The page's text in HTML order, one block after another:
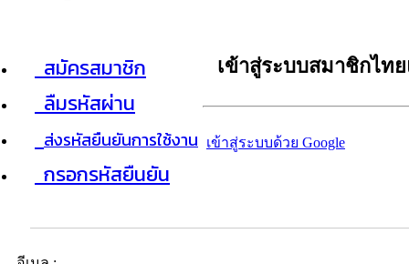
สมัครสมาชิก
ลืมรหัสผ่าน
ส่งรหัสยืนยันการใช้งาน
กรอกรหัสยืนยัน
เข้าสู่ระบบสมาชิกไท
เข้าสู่ระบบด้วย Google